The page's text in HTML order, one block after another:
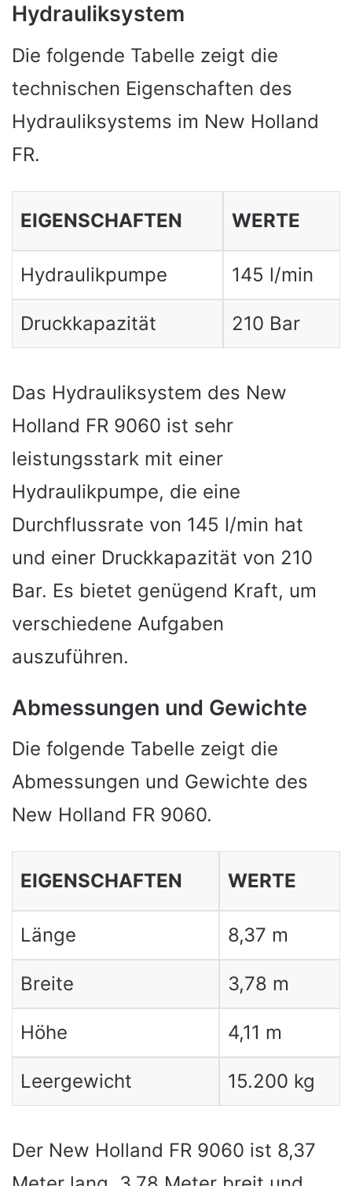
Hydrauliksystem
Die folgende Tabelle zeigt die
technischen Eigenschaften des
Hydrauliksystems im New Holland
FR.
EIGENSCHAFTEN WERTE
Hydraulikpumpe 145 l/min
Druckkapazität 210 Bar
Das Hydrauliksystem des New
Holland FR 9060 ist sehr
leistungsstark mit einer
Hydraulikpumpe, die eine
Durchflussrate von 145 l/min hat
und einer Druckkapazität von 210
Bar. Es bietet genügend Kraft, um
verschiedene Aufgaben
auszuführen.
Abmessungen und Gewichte
Die folgende Tabelle zeigt die
Abmessungen und Gewichte des
New Holland FR 9060.
EIGENSCHAFTEN WERTE
Länge 8,37 m
Breite 3,78 m
Höhe 4,11 m
Leergewicht 15.200 kg
Der New Holland FR 9060 ist 8,37